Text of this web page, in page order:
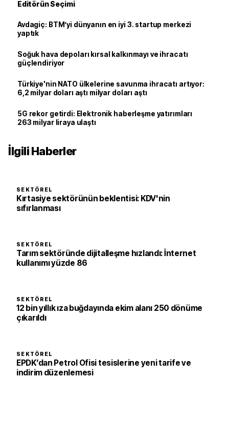
Editörün Seçimi
Avdagiç: BTM’yi dünyanın en iyi 3. startup merkezi
yaptık
Soğuk hava depoları kırsal kalkınmayı ve ihracatı
güçlendiriyor
Türkiye'nin NATO ülkelerine savunma ihracatı artıyor:
6,2 milyar doları aştı milyar doları aştı
5G rekor getirdi: Elektronik haberleşme yatırımları
263 milyar liraya ulaştı
İlgili Haberler
SEKTÖREL
Kırtasiye sektörünün beklentisi: KDV'nin
sıfırlanması
SEKTÖREL
Tarım sektöründe dijitalleşme hızlandı: İnternet
kullanımı yüzde 86
SEKTÖREL
12 bin yıllık ıza buğdayında ekim alanı 250 dönüme
çıkarıldı
SEKTÖREL
EPDK’dan Petrol Ofisi tesislerine yeni tarife ve
indirim düzenlemesi